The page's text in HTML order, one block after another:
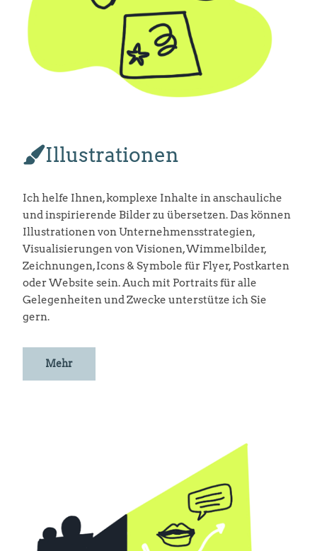
Illustrationen
Ich helfe Ihnen, komplexe Inhalte in anschauliche
und inspirierende Bilder zu übersetzen. Das können
Illustrationen von Unternehmensstrategien,
Visualisierungen von Visionen, Wimmelbilder,
Zeichnungen, Icons & Symbole für Flyer, Postkarten
oder Website sein. Auch mit Portraits für alle
Gelegenheiten und Zwecke unterstütze ich Sie
gern.
Mehr